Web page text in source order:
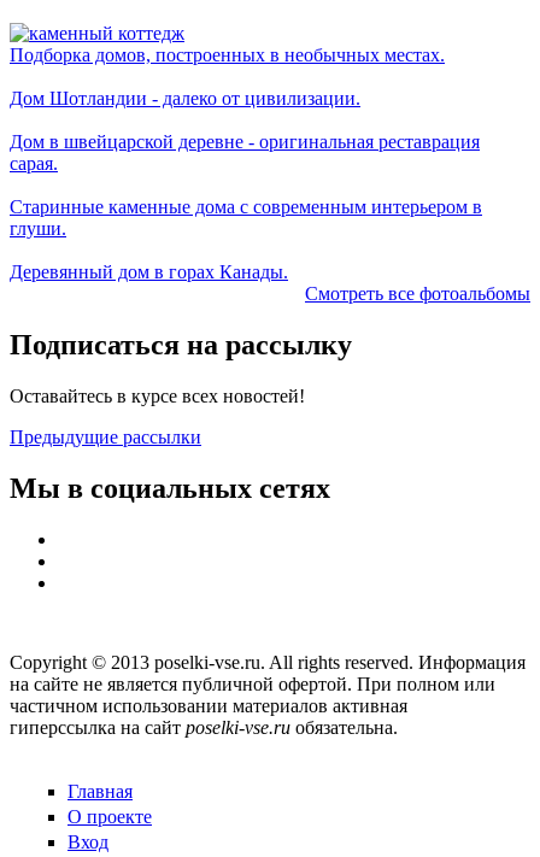
Подборка домов, построенных в необычных местах.
Дом Шотландии - далеко от цивилизации.
Дом в швейцарской деревне - оригинальная реставрация
сарая.
Старинные каменные дома с современным интерьером в
глуши.
Деревянный дом в горах Канады.
Смотреть все фотоальбомы
Подписаться на рассылку
Оставайтесь в курсе всех новостей!
Предыдущие рассылки
Мы в социальных сетях
Copyright © 2013 poselki-vse.ru. All rights reserved. Информация
на сайте не является публичной офертой. При полном или
частичном использовании материалов активная
гиперссылка на сайт poselki-vse.ru​ обязательна.
Главная
О проекте
Вход